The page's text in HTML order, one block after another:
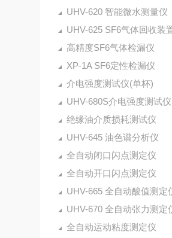
UHV-620 智能微水测量仪
UHV-625 SF6气体回收装
高精度SF6气体检漏仪
XP-1A SF6定性检漏仪
介电强度测试仪(单杯)
UHV-680S介电强度测试仪
绝缘油介质损耗测试仪
UHV-645 油色谱分析仪
全自动闭口闪点测定仪
全自动开口闪点测定仪
UHV-665 全自动酸值测定
UHV-670 全自动张力测定
全自动运动粘度测定仪